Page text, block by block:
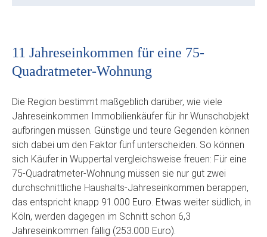
11 Jahreseinkommen für eine 75-
Quadratmeter-Wohnung
Die Region bestimmt maßgeblich darüber, wie viele
Jahreseinkommen Immobilienkäufer für ihr Wunschobjekt
aufbringen müssen. Günstige und teure Gegenden können
sich dabei um den Faktor fünf unterscheiden. So können
sich Käufer in Wuppertal vergleichsweise freuen: Für eine
75-Quadratmeter-Wohnung müssen sie nur gut zwei
durchschnittliche Haushalts-Jahreseinkommen berappen,
das entspricht knapp 91.000 Euro. Etwas weiter südlich, in
Köln, werden dagegen im Schnitt schon 6,3
Jahreseinkommen fällig (253.000 Euro).